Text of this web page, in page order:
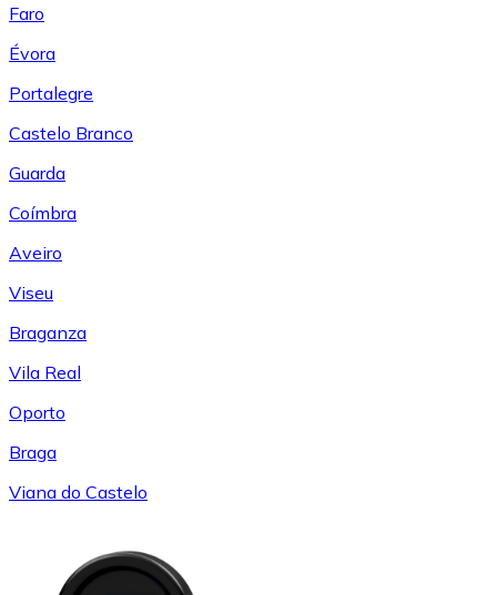
Faro
Évora
Portalegre
Castelo Branco
Guarda
Coímbra
Aveiro
Viseu
Braganza
Vila Real
Oporto
Braga
Viana do Castelo